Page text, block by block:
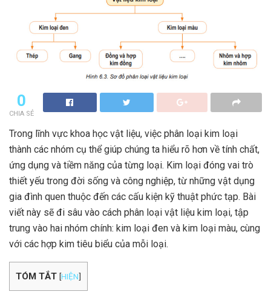
0
CHIA SẺ
Trong lĩnh vực khoa học vật liệu, việc phân loại kim loại
thành các nhóm cụ thể giúp chúng ta hiểu rõ hơn về tính chất,
ứng dụng và tiềm năng của từng loại. Kim loại đóng vai trò
thiết yếu trong đời sống và công nghiệp, từ những vật dụng
gia đình quen thuộc đến các cấu kiện kỹ thuật phức tạp. Bài
viết này sẽ đi sâu vào cách phân loại vật liệu kim loại, tập
trung vào hai nhóm chính: kim loại đen và kim loại màu, cùng
với các hợp kim tiêu biểu của mỗi loại.
TÓM TẮT [HIỆN]